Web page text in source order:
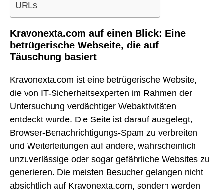
URLs
Kravonexta.com auf einen Blick: Eine
betrügerische Webseite, die auf
Täuschung basiert
Kravonexta.com ist eine betrügerische Website,
die von IT-Sicherheitsexperten im Rahmen der
Untersuchung verdächtiger Webaktivitäten
entdeckt wurde. Die Seite ist darauf ausgelegt,
Browser-Benachrichtigungs-Spam zu verbreiten
und Weiterleitungen auf andere, wahrscheinlich
unzuverlässige oder sogar gefährliche Websites zu
generieren. Die meisten Besucher gelangen nicht
absichtlich auf Kravonexta.com, sondern werden